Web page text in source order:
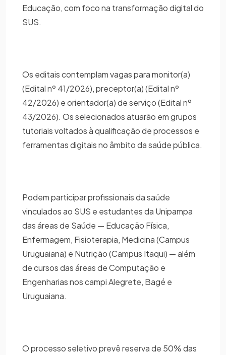
Educação, com foco na transformação digital do
SUS.
Os editais contemplam vagas para monitor(a)
(Edital nº 41/2026), preceptor(a) (Edital nº
42/2026) e orientador(a) de serviço (Edital nº
43/2026). Os selecionados atuarão em grupos
tutoriais voltados à qualificação de processos e
ferramentas digitais no âmbito da saúde pública.
Podem participar profissionais da saúde
vinculados ao SUS e estudantes da Unipampa
das áreas de Saúde — Educação Física,
Enfermagem, Fisioterapia, Medicina (Campus
Uruguaiana) e Nutrição (Campus Itaqui) — além
de cursos das áreas de Computação e
Engenharias nos campi Alegrete, Bagé e
Uruguaiana.
O processo seletivo prevê reserva de 50% das